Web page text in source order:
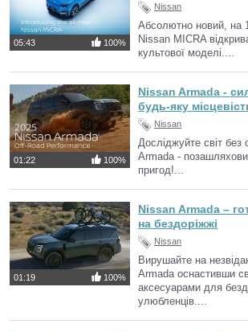
05:43 100%
Nissan
Абсолютно новий, на
Nissan MICRA
культової моделі....
01:22 100%
Nissan Armada -
будь-яку
Nissan
Досліджуйте світ без
Armada -
пригод!...
01:19 100%
Nissan Armada –
на бездоріжжі
Nissan
Вирушайте на
Armada оснастивши
аксесуарами для
улюбленців....